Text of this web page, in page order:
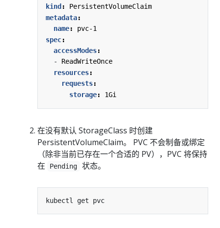
kind :
PersistentVolumeClaim
metadata:
name:
pvc-1
spec:
accessModes:
- ReadWriteOnce
resources:
requests:
storage: 1Gi
在没有默认 StorageClass 时创建
PersistentVolumeClaim。 PVC 不会制备或绑定
（除非当前已存在一个合适的 PV），PVC 将保持
在
Pending 状态。